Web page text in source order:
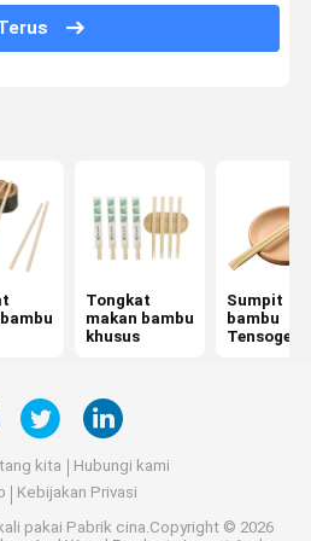
secara individual
Pakai
pakai
Halus
Tongkat
makan bambu
khusus
Sumpit
bambu
Tensoge
kita
Hubungi kami
Kebijakan Privasi
pakai Pabrik cina.Copyright © 2026